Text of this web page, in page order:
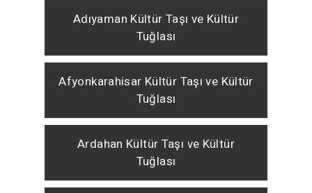
Adıyaman Kültür Taşı ve Kültür
Tuğlası
Afyonkarahisar Kültür Taşı ve Kültür
Tuğlası
Ardahan Kültür Taşı ve Kültür
Tuğlası